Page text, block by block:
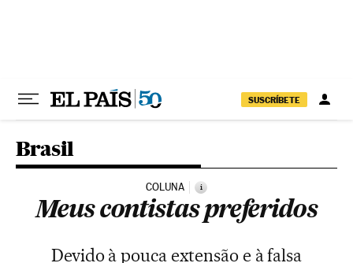
SUSCRÍBETE
Brasil
COLUNA i
Meus contistas preferidos
Devido à pouca extensão e à falsa